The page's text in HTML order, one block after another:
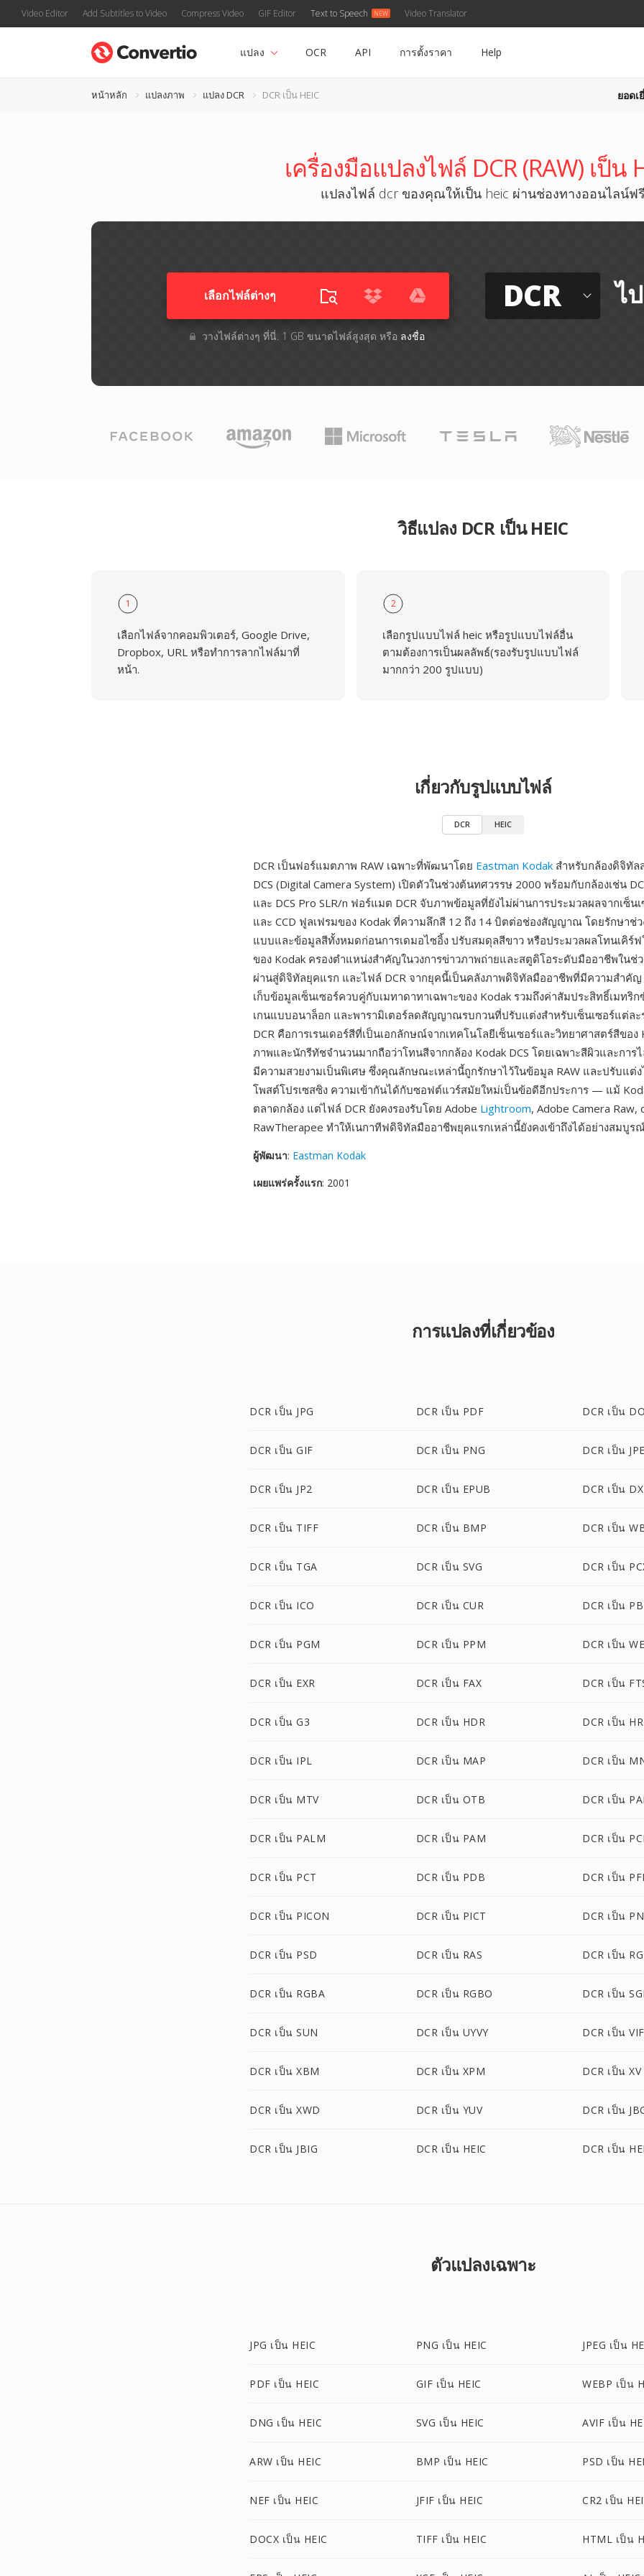
Video Editor Add Subtitles to Video Compress Video GIF Editor Text to Speech Video Translator
แปลง OCR API การตั้งราคา Help
หน้าหลัก แปลงภาพ แปลง DCR DCR เป็น HEIC ยอดเ
เครื่องมือแปลงไฟล์ DCR (RAW) เป็น
แปลงไฟล์ dcr ของคุณให้เป็น heic ผ่านช่องทางออนไลน์ฟรี
เลือกไฟล์ต่างๆ​
วางไฟล์ต่างๆ​ ที่นี่. 1 GB ขนาดไฟล์สูงสุด หรือ ลงชื่อ
DCR ไ
วิธีแปลง DCR เป็น HEIC
1
เลือกไฟล์จากคอมพิวเตอร์, Google Drive,
Dropbox, URL หรือทำการลากไฟล์มาที่
หน้า.
2
เลือกรูปแบบไฟล์ heic หรือรูปแบบไฟล์อื่น
ตามต้องการเป็นผลลัพธ์(รองรับรูปแบบไฟล์
มากกว่า 200 รูปแบบ)
เกี่ยวกับรูปแบบไฟล์
DCR HEIC
DCR เป็นฟอร์แมตภาพ RAW เฉพาะที่พัฒนาโดย Eastman Kodak สำหรับกล้องดิจิทัล
DCS (Digital Camera System) เปิดตัวในช่วงต้นทศวรรษ 2000 พร้อมกับกล้องเช่น
และ DCS Pro SLR/n ฟอร์แมต DCR จับภาพข้อมูลที่ยังไม่ผ่านการประมวลผลจากเซ็นเ
และ CCD ฟูลเฟรมของ Kodak ที่ความลึกสี 12 ถึง 14 บิตต่อช่องสัญญาณ โดยรักษาช่
แบบและข้อมูลสีทั้งหมดก่อนการเดมอไซอิ้ง ปรับสมดุลสีขาว หรือประมวลผลโทนเคิร์ฟ
ของ Kodak ครองตำแหน่งสำคัญในวงการข่าวภาพถ่ายและสตูดิโอระดับมืออาชีพในช่ว
ผ่านสู่ดิจิทัลยุคแรก และไฟล์ DCR จากยุคนี้เป็นคลังภาพดิจิทัลมืออาชีพที่มีความสำคั
เก็บข้อมูลเซ็นเซอร์ควบคู่กับเมทาดาทาเฉพาะของ Kodak รวมถึงค่าสัมประสิทธิ์เมทริก
เกนแบบอนาล็อก และพารามิเตอร์ลดสัญญาณรบกวนที่ปรับแต่งสำหรับเซ็นเซอร์แต่ละ
DCR คือการเรนเดอร์สีที่เป็นเอกลักษณ์จากเทคโนโลยีเซ็นเซอร์และวิทยาศาสตร์สีขอ
ภาพและนักรีทัชจำนวนมากถือว่าโทนสีจากกล้อง Kodak DCS โดยเฉพาะสีผิวและการ
มีความสวยงามเป็นพิเศษ ซึ่งคุณลักษณะเหล่านี้ถูกรักษาไว้ในข้อมูล RAW และปรับแต่ง
โพสต์โปรเซสซิง ความเข้ากันได้กับซอฟต์แวร์สมัยใหม่เป็นข้อดีอีกประการ — แม้
ตลาดกล้อง แต่ไฟล์ DCR ยังคงรองรับโดย Adobe Lightroom, Adobe Camera Raw,
RawTherapee ทำให้เนกาทีฟดิจิทัลมืออาชีพยุคแรกเหล่านี้ยังคงเข้าถึงได้อย่างสมบูร
ผู้พัฒนา: Eastman Kodak
เผยแพร่ครั้งแรก: 2001
การแปลงที่เกี่ยวข้อง
DCR เป็น JPG DCR เป็น PDF DCR เป็น
DCR เป็น GIF DCR เป็น PNG DCR เป็น
DCR เป็น JP2 DCR เป็น EPUB DCR เป็น
DCR เป็น TIFF DCR เป็น BMP DCR เป็น
DCR เป็น TGA DCR เป็น SVG DCR เป็น
DCR เป็น ICO DCR เป็น CUR DCR เป็น
DCR เป็น PGM DCR เป็น PPM DCR เป็น
DCR เป็น EXR DCR เป็น FAX DCR เป็น
DCR เป็น G3 DCR เป็น HDR DCR เป็น
DCR เป็น IPL DCR เป็น MAP DCR เป็น
DCR เป็น MTV DCR เป็น OTB DCR เป็น
DCR เป็น PALM DCR เป็น PAM DCR เป็น
DCR เป็น PCT DCR เป็น PDB DCR เป็น
DCR เป็น PICON DCR เป็น PICT DCR เป็น
DCR เป็น PSD DCR เป็น RAS DCR เป็น
DCR เป็น RGBA DCR เป็น RGBO DCR เป็น SGI
DCR เป็น SUN DCR เป็น UYVY DCR เป็น
DCR เป็น XBM DCR เป็น XPM DCR เป็น XV
DCR เป็น XWD DCR เป็น YUV DCR เป็น
DCR เป็น JBIG DCR เป็น HEIC DCR เป็น
ตัวแปลงเฉพาะ
JPG เป็น HEIC PNG เป็น HEIC JPEG เป็น
PDF เป็น HEIC GIF เป็น HEIC WEBP เป็น
DNG เป็น HEIC SVG เป็น HEIC AVIF เป็น
ARW เป็น HEIC BMP เป็น HEIC PSD เป็น
NEF เป็น HEIC JFIF เป็น HEIC CR2 เป็น
DOCX เป็น HEIC TIFF เป็น HEIC HTML เป็น